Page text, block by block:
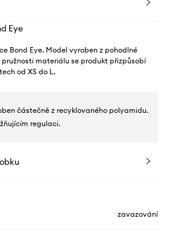
Eye
Bond Eye. Model vyroben z pohodlné
materiálu se produkt přizpůsobí
od XS do L.
částečně z recyklovaného polyamidu.
regulaci.
zavazování